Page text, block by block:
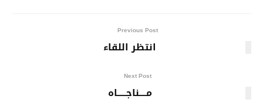
Previous Post
انتظر اللقاء
Next Post
مــــناجـــــاه